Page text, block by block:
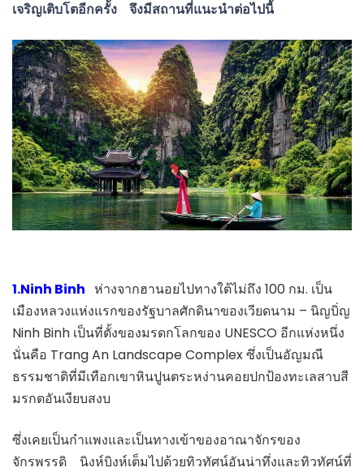
เจริญเติบโตอีกครั้ง จึงมีสถานที่แนะนำต่อไปนี้
1.Ninh Binh ห่างจากฮานอยไปทางใต้ไม่ถึง 100 กม. เป็น
เมืองหลวงแห่งแรกของรัฐบาลศักดินาของเวียดนาม – นิญบิ่ญ
Ninh Binh เป็นที่ตั้งของมรดกโลกของ UNESCO อีกแห่งหนึ่ง
นั่นคือ Trang An Landscape Complex ซึ่งเป็นอัญมณี
ธรรมชาติที่มีเทือกเขาหินปูนตระหง่านคอยปกป้องทะเลสาบสี
มรกตอันเงียบสงบ
ซึ่งเคยเป็นกำแพงและเป็นทางเข้าของอาณาจักรของ
จักรพรรดิ นิงห์บิงห์เต็มไปด้วยทิวทัศน์อันน่าทึ่งและทิวทัศน์ที่